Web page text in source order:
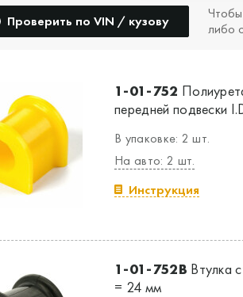
Проверить по VIN / кузову
либо
1-01-752
передней подвески
В упаковке: 2 шт.
На авто: 2 шт.
Инструкция
1-01-752B Втулка
= 24 мм